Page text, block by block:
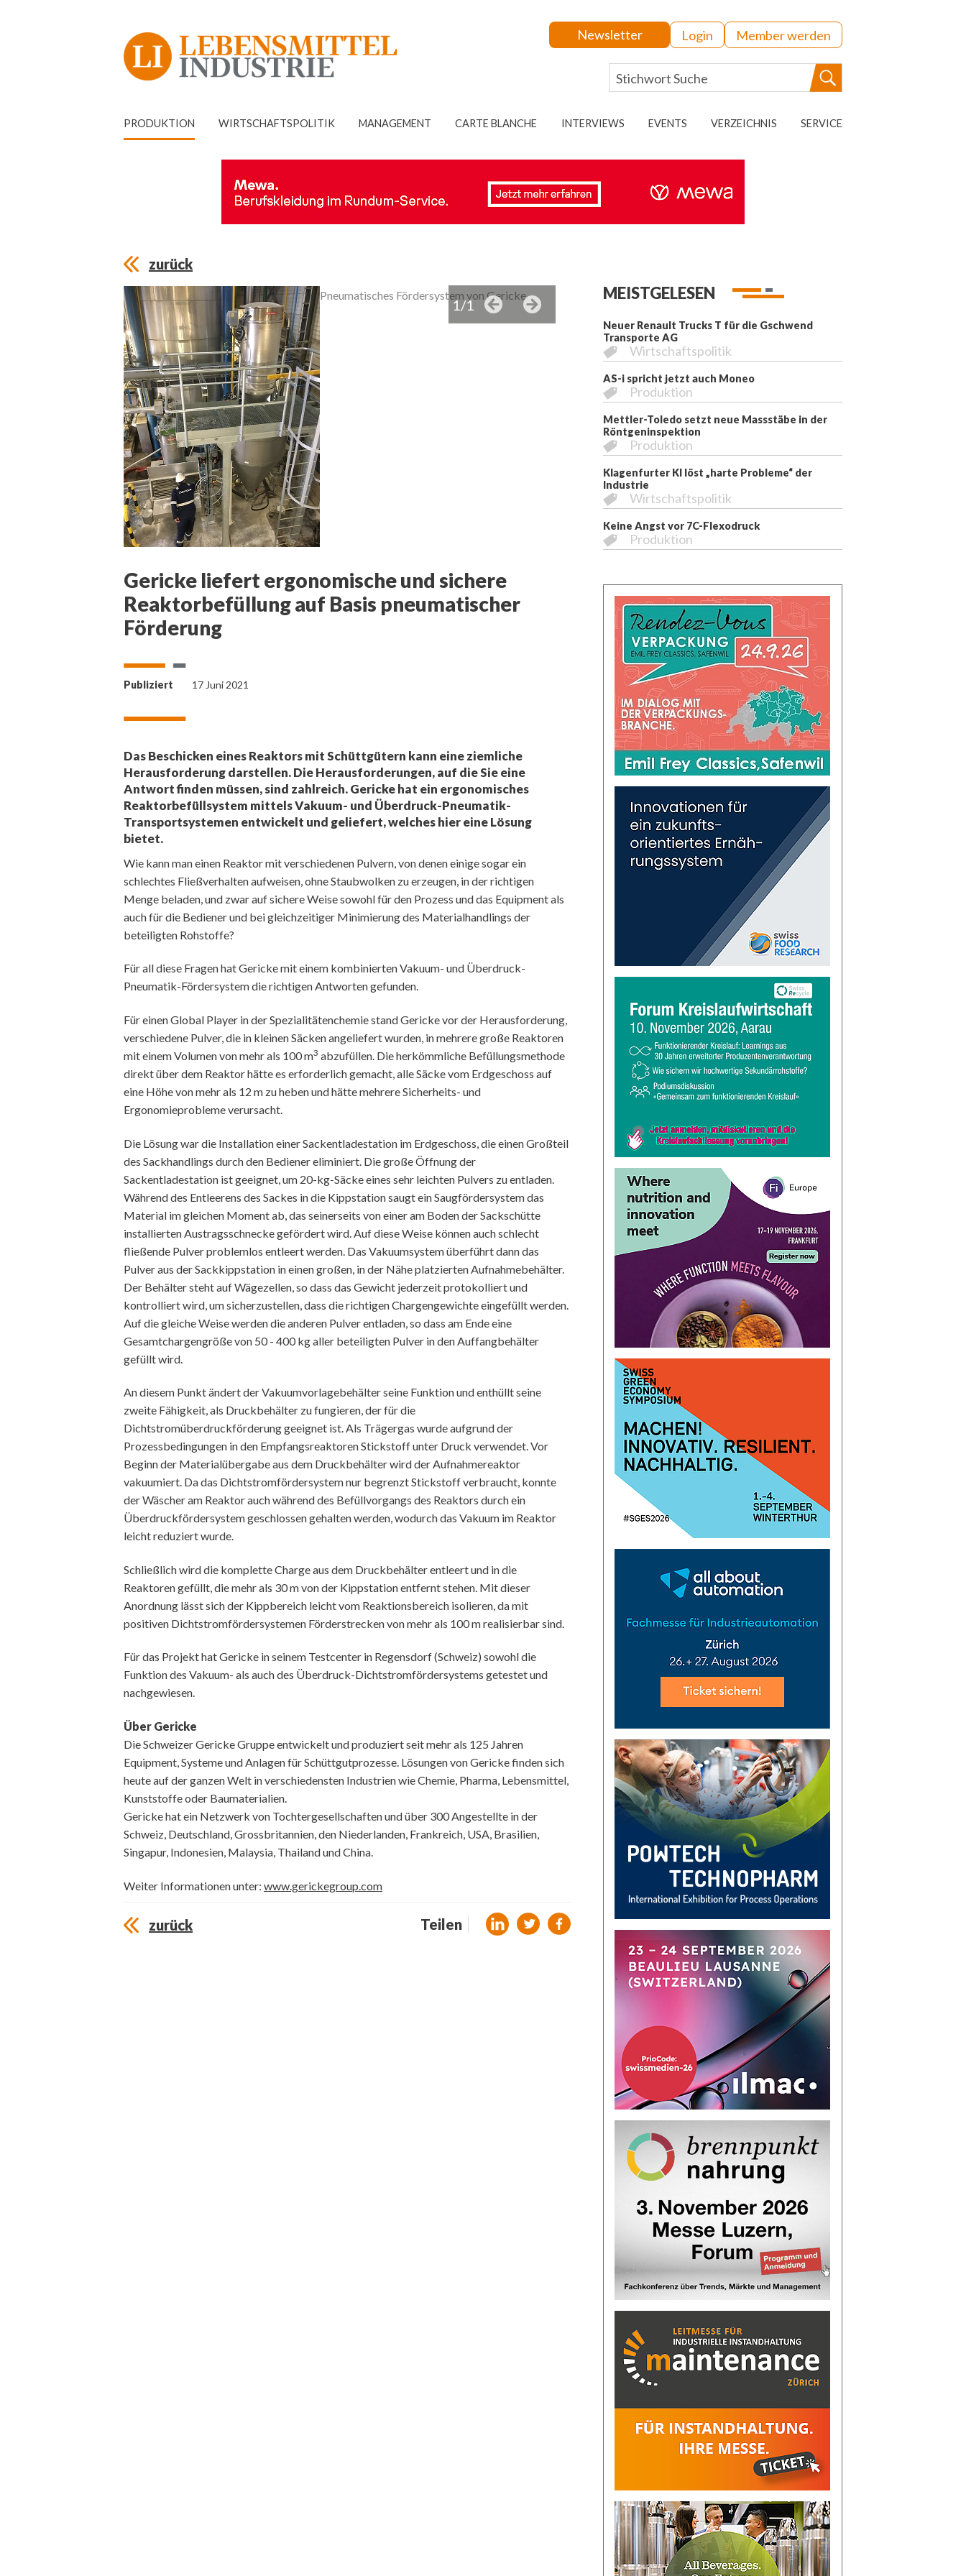
Newsletter Login Member werden
PRODUKTION WIRTSCHAFTSPOLITIK MANAGEMENT CARTE BLANCHE INTERVIEWS EVENTS VERZEICHNIS SERVICE
zurück
Pneumatisches Fördersystem von Gericke.
1/1
Gericke liefert ergonomische und sichere
Reaktorbefüllung auf Basis pneumatischer
Förderung
Publiziert 17 Juni 2021
Das Beschicken eines Reaktors mit Schüttgütern kann eine ziemliche
Herausforderung darstellen. Die Herausforderungen, auf die Sie eine
Antwort finden müssen, sind zahlreich. Gericke hat ein ergonomisches
Reaktorbefüllsystem mittels Vakuum- und Überdruck-Pneumatik-
Transportsystemen entwickelt und geliefert, welches hier eine Lösung
bietet.
Wie kann man einen Reaktor mit verschiedenen Pulvern, von denen einige sogar ein
schlechtes Fließverhalten aufweisen, ohne Staubwolken zu erzeugen, in der richtigen
Menge beladen, und zwar auf sichere Weise sowohl für den Prozess und das Equipment als
auch für die Bediener und bei gleichzeitiger Minimierung des Materialhandlings der
beteiligten Rohstoffe?
Für all diese Fragen hat Gericke mit einem kombinierten Vakuum- und Überdruck-
Pneumatik-Fördersystem die richtigen Antworten gefunden.
Für einen Global Player in der Spezialitätenchemie stand Gericke vor der Herausforderung,
verschiedene Pulver, die in kleinen Säcken angeliefert wurden, in mehrere große Reaktoren
mit einem Volumen von mehr als 100 m3 abzufüllen. Die herkömmliche Befüllungsmethode
direkt über dem Reaktor hätte es erforderlich gemacht, alle Säcke vom Erdgeschoss auf
eine Höhe von mehr als 12 m zu heben und hätte mehrere Sicherheits- und
Ergonomieprobleme verursacht.
Die Lösung war die Installation einer Sackentladestation im Erdgeschoss, die einen Großteil
des Sackhandlings durch den Bediener eliminiert. Die große Öffnung der
Sackentladestation ist geeignet, um 20-kg-Säcke eines sehr leichten Pulvers zu entladen.
Während des Entleerens des Sackes in die Kippstation saugt ein Saugfördersystem das
Material im gleichen Moment ab, das seinerseits von einer am Boden der Sackschütte
installierten Austragsschnecke gefördert wird. Auf diese Weise können auch schlecht
fließende Pulver problemlos entleert werden. Das Vakuumsystem überführt dann das
Pulver aus der Sackkippstation in einen großen, in der Nähe platzierten Aufnahmebehälter.
Der Behälter steht auf Wägezellen, so dass das Gewicht jederzeit protokolliert und
kontrolliert wird, um sicherzustellen, dass die richtigen Chargengewichte eingefüllt werden.
Auf die gleiche Weise werden die anderen Pulver entladen, so dass am Ende eine
Gesamtchargengröße von 50 - 400 kg aller beteiligten Pulver in den Auffangbehälter
gefüllt wird.
An diesem Punkt ändert der Vakuumvorlagebehälter seine Funktion und enthüllt seine
zweite Fähigkeit, als Druckbehälter zu fungieren, der für die
Dichtstromüberdruckförderung geeignet ist. Als Trägergas wurde aufgrund der
Prozessbedingungen in den Empfangsreaktoren Stickstoff unter Druck verwendet. Vor
Beginn der Materialübergabe aus dem Druckbehälter wird der Aufnahmereaktor
vakuumiert. Da das Dichtstromfördersystem nur begrenzt Stickstoff verbraucht, konnte
der Wäscher am Reaktor auch während des Befüllvorgangs des Reaktors durch ein
Überdruckfördersystem geschlossen gehalten werden, wodurch das Vakuum im Reaktor
leicht reduziert wurde.
Schließlich wird die komplette Charge aus dem Druckbehälter entleert und in die
Reaktoren gefüllt, die mehr als 30 m von der Kippstation entfernt stehen. Mit dieser
Anordnung lässt sich der Kippbereich leicht vom Reaktionsbereich isolieren, da mit
positiven Dichtstromfördersystemen Förderstrecken von mehr als 100 m realisierbar sind.
Für das Projekt hat Gericke in seinem Testcenter in Regensdorf (Schweiz) sowohl die
Funktion des Vakuum- als auch des Überdruck-Dichtstromfördersystems getestet und
nachgewiesen.
Über Gericke
Die Schweizer Gericke Gruppe entwickelt und produziert seit mehr als 125 Jahren
Equipment, Systeme und Anlagen für Schüttgutprozesse. Lösungen von Gericke finden sich
heute auf der ganzen Welt in verschiedensten Industrien wie Chemie, Pharma, Lebensmittel,
Kunststoffe oder Baumaterialien.
Gericke hat ein Netzwerk von Tochtergesellschaften und über 300 Angestellte in der
Schweiz, Deutschland, Grossbritannien, den Niederlanden, Frankreich, USA, Brasilien,
Singapur, Indonesien, Malaysia, Thailand und China.
Weiter Informationen unter: www.gerickegroup.com
zurück Teilen
MEISTGELESEN
Neuer Renault Trucks T für die Gschwend
Transporte AG
Wirtschaftspolitik
AS-i spricht jetzt auch Moneo
Produktion
Mettler-Toledo setzt neue Massstäbe in der
Röntgeninspektion
Produktion
Klagenfurter KI löst „harte Probleme“ der
Industrie
Wirtschaftspolitik
Keine Angst vor 7C-Flexodruck
Produktion